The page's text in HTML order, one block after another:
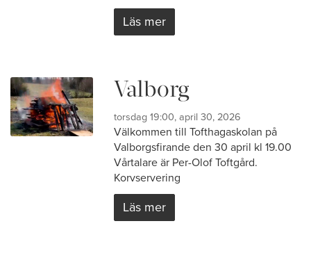
Läs mer
Valborg
torsdag 19:00, april 30, 2026
Välkommen till Tofthagaskolan på
Valborgsfirande den 30 april kl 19.00
Vårtalare är Per-Olof Toftgård.
Korvservering
Läs mer